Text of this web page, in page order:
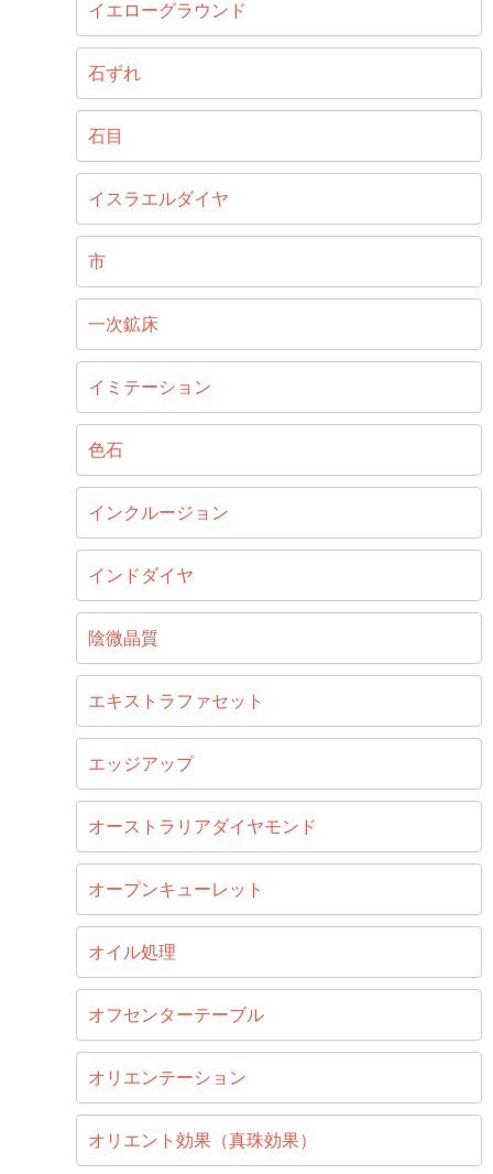
イエローグラウンド
石ずれ
石目
イスラエルダイヤ
市
一次鉱床
イミテーション
色石
インクルージョン
インドダイヤ
陰微晶質
エキストラファセット
エッジアップ
オーストラリアダイヤモンド
オープンキューレット
オイル処理
オフセンターテーブル
オリエンテーション
オリエント効果（真珠効果）